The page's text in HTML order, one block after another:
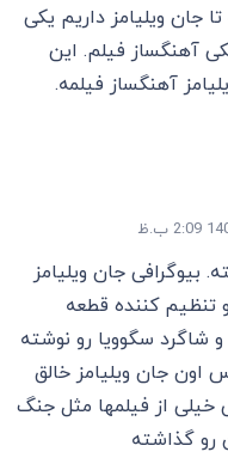
جان ویلیامز داریم یکی
آهنگساز فیلم. این
آهنگساز فیلمه.
بیوگرافی جان ویلیامز
و تنظیم کننده قطعه
و شاگرد سگوویا رو نوشته
اون جان ویلیامز خالق
خیلی از فیلمها مثل جنگ
رو گذاشته